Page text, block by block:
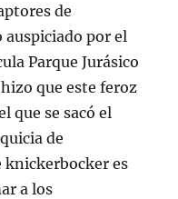
de
por el
Parque Jurásico
que este feroz
que se sacó el
de
knickerbocker es
a los